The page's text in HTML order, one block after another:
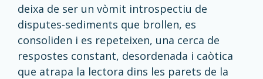
deixa de ser un vòmit introspectiu de
disputes-sediments que brollen, es
consoliden i es repeteixen, una cerca de
respostes constant, desordenada i caòtica
que atrapa la lectora dins les parets de la